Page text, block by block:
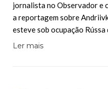
jornalista no Observador e
a reportagem sobre
esteve sob ocupação
Ler mais